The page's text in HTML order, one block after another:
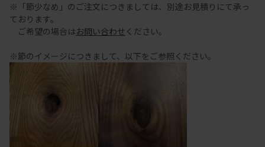
※「節少なめ」のご注文につきましては、別途お見積りにて承っ
ております。
ご希望の場合はお問い合わせ ください。
※節のイメージにつきまして、以下をご参照ください。